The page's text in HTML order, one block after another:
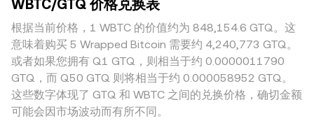
WBTC 相对 BTC 的轻微价差，最终传导至 WBTC/GTQ。技术
层面，合约市场的资金费率、期权到期时的对冲需求、以及链
上“鲸鱼”地址的大额铸造或赎回（导致集中流动或流动性抽
离）都会带来短期波动，这些因素与做市商的库存管理共同作
用于即时成交价格，从而反映在 WBTC/GTQ 的 conversion
rate 上。
而言，现货订单簿中的最新成交、跨平台的 VWAP 参考，以及
AMM 池内的边际定价共同构成市场对 WBTC/GTQ
conversion rate 的实时发现机制。
WBTC 储备透明度的不同预期，可能引发轻微的溢价或折价。
此外，许多平台的定价路径会先通过 WBTC/USDT，再通过
USDT/GTQ 的报价链路映射到本地计价，这使得 USDT 相对
GTQ 的微小溢折价与资金费率水平也会传导到最终的
WBTC/GTQ。套利行为在一定程度上会收敛这些价差：做市商
与套利者在不同平台买低卖高，推动价格回归一致。但由于链
上转移与法币结算存在成本和时间滞后，加之监管与流动性约
束，套利并不总是即时或完全，从而使各平台的 WBTC/GTQ
WBTC/GTQ 价格兑换表
根据当前价格，1 WBTC 的价值约为 848,154.6 GTQ。这
意味着购买 5 Wrapped Bitcoin 需要约 4,240,773 GTQ。
或者如果您拥有 Q1 GTQ，则相当于约 0.0000011790
GTQ，而 Q50 GTQ 则将相当于约 0.000058952 GTQ。
这些数字体现了 GTQ 和 WBTC 之间的兑换价格，确切金额
可能会因市场波动而有所不同。